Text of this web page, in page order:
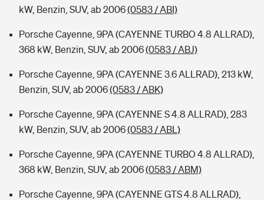
kW, Benzin, SUV, ab 2006(0583 / ABI)
Porsche Cayenne, 9PA (CAYENNE TURBO 4.8 ALLRAD),
368 kW, Benzin, SUV, ab 2006(0583 / ABJ)
Porsche Cayenne, 9PA (CAYENNE 3.6 ALLRAD), 213 kW,
Benzin, SUV, ab 2006(0583 / ABK)
Porsche Cayenne, 9PA (CAYENNE S 4.8 ALLRAD), 283
kW, Benzin, SUV, ab 2006(0583 / ABL)
Porsche Cayenne, 9PA (CAYENNE TURBO 4.8 ALLRAD),
368 kW, Benzin, SUV, ab 2006(0583 / ABM)
Porsche Cayenne, 9PA (CAYENNE GTS 4.8 ALLRAD),